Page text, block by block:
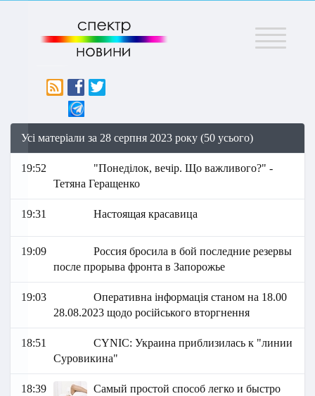
Меню
Усі матеріали за 28 серпня 2023 року (50 усього)
19:52
"Понеділок, вечір. Що важливого?" -
Тетяна Геращенко
19:31 Настоящая красавица
19:09
Россия бросила в бой последние резервы
после прорыва фронта в Запорожье
19:03
Оперативна інформація станом на 18.00
28.08.2023 щодо російського вторгнення
18:51
СYNIC: Украина приблизилась к "линии
Суровикина"
18:39
Самый простой способ легко и быстро